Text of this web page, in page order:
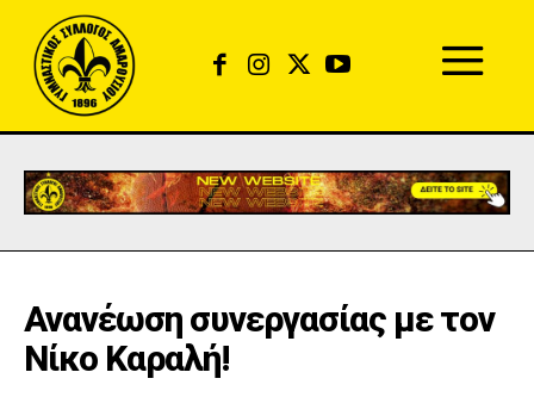
Ανανέωση συνεργασίας με τον
Νίκο Καραλή!